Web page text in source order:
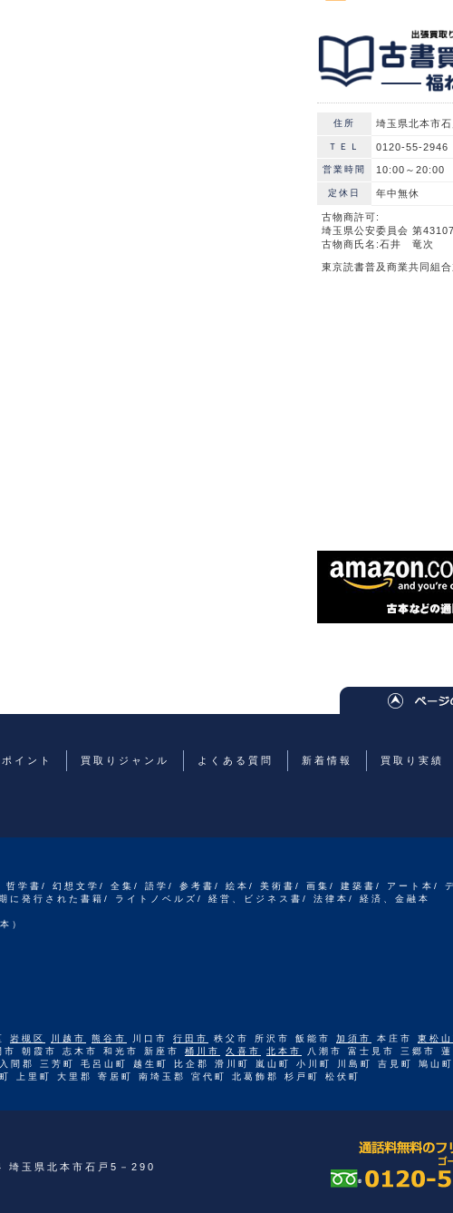
住所 埼玉県北本市
ＴＥＬ 0120-55-2946
営業時間 10:00～20:00
定休日 年中無休
古物商許可:
埼玉県公安委員会 第
古物商氏名:石井 竜次
東京読書普及商業共同組
イント 買取りジャンル よくある質問 新着情報 買取り実績
学書/ 幻想文学/ 全集/ 語学/ 参考書/ 絵本/ 美術書/ 画集/ 建築書/ アート本/ デ
発行された書籍/ ライトノベルズ/ 経営、ビジネス書/ 法律本/ 経済、金融本
）
岩槻区 川越市 熊谷市 川口市 行田市 秩父市 所沢市 飯能市 加須市 本庄市 東松山
市 朝霞市 志木市 和光市 新座市 桶川市 久喜市 北本市 八潮市 富士見市 三郷市
間郡 三芳町 毛呂山町 越生町 比企郡 滑川町 嵐山町 小川町 川島町 吉見町 鳩山
上里町 大里郡 寄居町 南埼玉郡 宮代町 北葛飾郡 杉戸町 松伏町
玉県北本市石戸5－290